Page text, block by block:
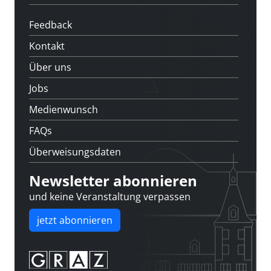
Feedback
Kontakt
Über uns
Jobs
Medienwunsch
FAQs
Überweisungsdaten
Newsletter abonnieren
und keine Veranstaltung verpassen
jetzt abonnieren